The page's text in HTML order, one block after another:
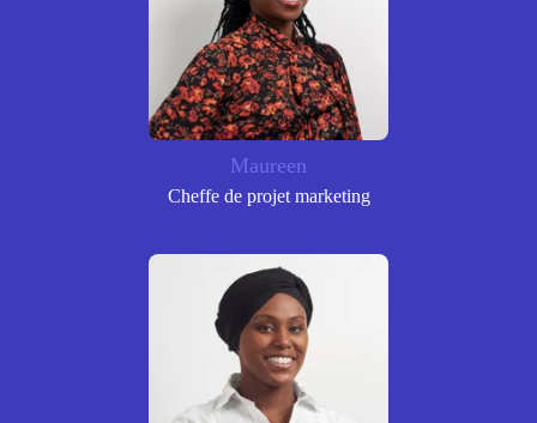
Maureen
Cheffe de projet marketing